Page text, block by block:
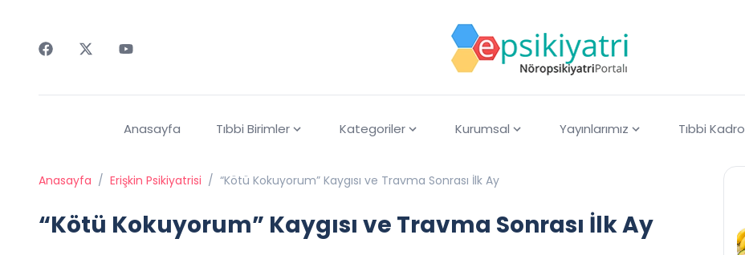
Anasayfa Tıbbi Birimler Kategoriler Kurumsal Yayınlarımız Tıbbi Kadro
Anasayfa / Erişkin Psikiyatrisi / “Kötü Kokuyorum” Kaygısı ve Travma Sonrası İlk Ay
“Kötü Kokuyorum” Kaygısı ve Travma Sonrası İlk Ay